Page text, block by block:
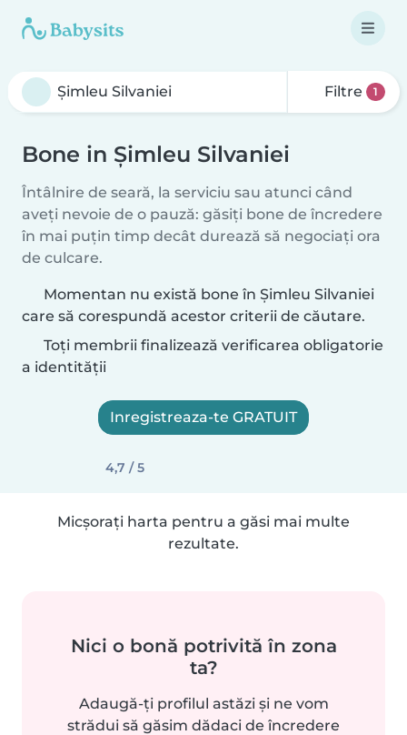
Filtre 1
Bone in Şimleu Silvaniei
Întâlnire de seară, la serviciu sau atunci când
aveți nevoie de o pauză: găsiți bone de încredere
în mai puțin timp decât durează să negociați ora
de culcare.
Momentan nu există bone în Şimleu Silvaniei
care să corespundă acestor criterii de căutare.
Toți membrii finalizează verificarea obligatorie
a identității
Inregistreaza-te GRATUIT
4,7 / 5
Micșorați harta pentru a găsi mai multe
rezultate.
Nici o bonă potrivită în zona
ta?
Adaugă-ți profilul astăzi și ne vom
strădui să găsim dădaci de încredere